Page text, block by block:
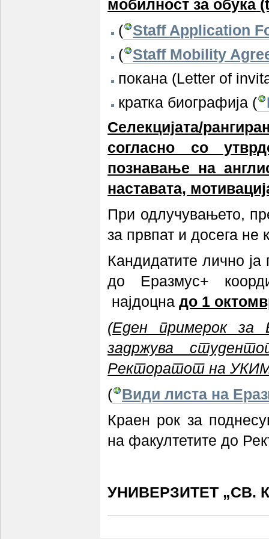
мобилност за обука
(
Staff Application
(
Staff Mobility
покана (Letter of
кратка биографија (
Селекцијата/
согласно со
познавање на
наставата,
При одлучувањето,
за првпат и досега не
Кандидатите лично
до Еразмус+
најдоцнадо 1
(Еден примерок за
задржува
Ректоратот на
(
Види листа на
Краен рок за
на факултетите до
УНИВЕРЗИТЕТ „СВ.